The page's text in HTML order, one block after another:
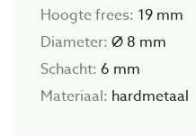
Hoogte frees: 19 mm
Diameter: Ø 8 mm
Schacht: 6 mm
Materiaal: hardmetaal